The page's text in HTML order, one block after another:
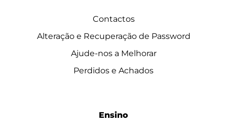
Contactos
Alteração e Recuperação de Password
Ajude-nos a Melhorar
Perdidos e Achados
Ensino